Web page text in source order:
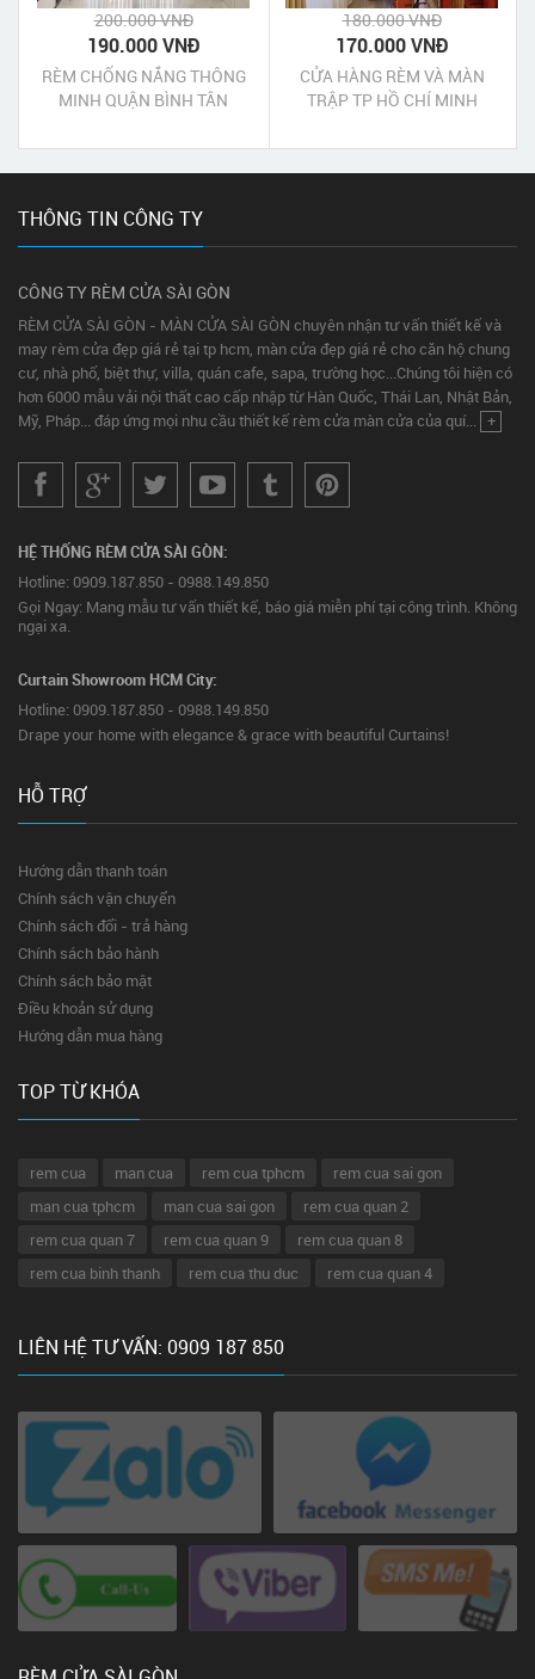
200.000 VNĐ
190.000 VNĐ
RÈM CHỐNG NẮNG THÔNG
MINH QUẬN BÌNH TÂN
180.000 VNĐ
170.000 VNĐ
CỬA HÀNG RÈM VÀ MÀN
TRẬP TP HỒ CHÍ MINH
THÔNG TIN CÔNG TY
CÔNG TY RÈM CỬA SÀI GÒN
RÈM CỬA SÀI GÒN - MÀN CỬA SÀI GÒN chuyên nhận tư vấn thiết kế và
may rèm cửa đẹp giá rẻ tại tp hcm, màn cửa đẹp giá rẻ cho căn hộ chung
cư, nhà phố, biệt thự, villa, quán cafe, sapa, trường học...Chúng tôi hiện có
hơn 6000 mẫu vải nội thất cao cấp nhập từ Hàn Quốc, Thái Lan, Nhật Bản,
Mỹ, Pháp... đáp ứng mọi nhu cầu thiết kế rèm cửa màn cửa của quí... +
HỆ THỐNG RÈM CỬA SÀI GÒN:
Hotline: 0909.187.850 - 0988.149.850
Gọi Ngay: Mang mẫu tư vấn thiết kế, báo giá miễn phí tại công trình. Không
ngại xa.
Curtain Showroom HCM City:
Hotline: 0909.187.850 - 0988.149.850
Drape your home with elegance & grace with beautiful Curtains!
HỖ TRỢ
Hướng dẫn thanh toán
Chính sách vận chuyển
Chính sách đổi - trả hàng
Chính sách bảo hành
Chính sách bảo mật
Điều khoản sử dụng
Hướng dẫn mua hàng
TOP TỪ KHÓA
rem cua man cua rem cua tphcm
rem cua sai gon
man cua tphcm
man cua sai gon
rem cua quan 2
rem cua quan 7
rem cua quan 9
rem cua quan 8
rem cua binh thanh
rem cua thu duc rem cua quan 4
LIÊN HỆ TƯ VẤN: 0909 187 850